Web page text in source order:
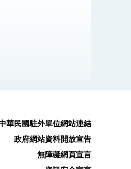
華民國駐外單位網站連結
政府網站資料開放宣告
無障礙網頁宣言